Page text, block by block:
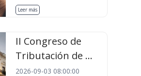
Leer más
II Congreso de
Tributación de ...
2026-09-03 08:00:00